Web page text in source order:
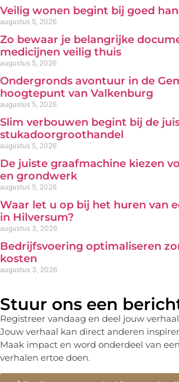
Veilig wonen begint bij goed
augustus 5, 2026
Zo bewaar je belangrijke
medicijnen veilig thuis
augustus 5, 2026
Ondergronds avontuur in de
hoogtepunt van Valkenburg
augustus 5, 2026
Slim verbouwen begint bij de
stukadoorgroothandel
augustus 5, 2026
De juiste graafmachine kiezen
en grondwerk
augustus 5, 2026
Waar let u op bij het huren van
in Hilversum?
augustus 3, 2026
Bedrijfsvoering optimaliseren
kosten
augustus 3, 2026
Stuur ons een
Registreer vandaag en deel jouw
Jouw verhaal kan direct anderen
Maak impact en word onderdeel van
verhalen ertoe doen.